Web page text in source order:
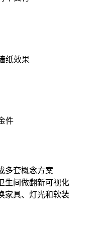
纸效果
件
多套概念方案
生间做翻新可视化
家具、灯光和软装